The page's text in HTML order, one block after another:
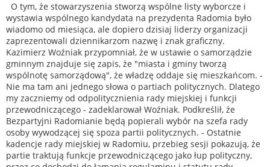
O tym, że stowarzyszenia stworzą wspólne listy wyborcze i
wystawia wspólnego kandydata na prezydenta Radomia było
wiadomo od miesiąca, ale dopiero dzisiaj liderzy organizacji
zaprezentowali dziennikarzom nazwę i znak graficzny.
Kazimierz Woźniak przypomniał, że w ustawie o samorządzie
gminnym znajduje się zapis, że "miasta i gminy tworzą
wspólnotę samorządową", że władzę oddaje się mieszkańcom. -
Nie ma tam ani jednego słowa o partiach politycznych. Dlatego
my zaczniemy od odpolitycznienia rady miejskiej i funkcji
przewodniczącego - zadeklarował Woźniak. Podkreślił, że
Bezpartyjni Radomianie będą popierali wybór na szefa rady
osoby wywodzącej się spoza partii politycznych. - Ostatnie
kadencje rady miejskiej w Radomiu, przebieg sesji pokazują, że
partie traktują funkcje przewodniczącego jako łup polityczny,